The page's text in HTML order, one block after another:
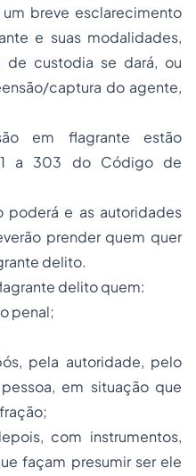
breve esclarecimento
e suas modalidades,
de custodia se dará, ou
captura do agente,
em flagrante estão
a 303 do Código de
poderá e as autoridades
prender quem quer
delito.
delito quem:
penal;
pela autoridade, pelo
em situação que
com instrumentos,
façam presumir ser ele